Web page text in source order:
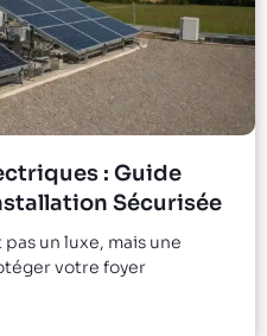
: Guide
Sécurisée
un luxe, mais une
votre foyer